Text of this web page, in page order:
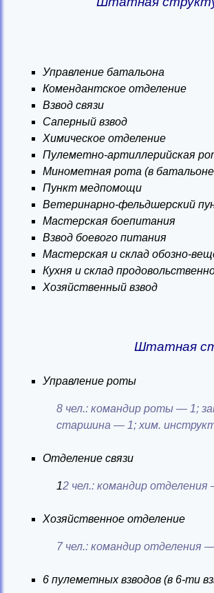
Управление батальона
Комендантское отделение
Взвод связи
Саперный взвод
Химическое отделение
Пулеметно-артиллерийская
Минометная рота (в
Пункт медпомощи
Ветеринарно-фельдшерский
Мастерская боепитания
Взвод боевого питания
Мастерская и склад обозно-
Кухня и склад
Хозяйственный взвод
Штатная
Управление роты
8 чел.: командир роты — 1;
старшина — 1; хим.
Отделение связи
12 чел.: командир
Хозяйственное отделение
7 чел.: командир отделения
6 пулеметных взводов (в 6-ти